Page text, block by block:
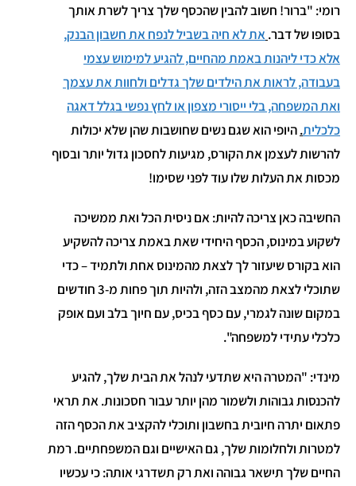
רומי: "ברור! חשוב להבין שהכסף שלך צריך לשרת אותך
בסופו של דבר.את לא חיה בשביל לנפח את חשבון הבנק,
אלא כדי ליהנות באמת מהחיים, להגיע למימוש עצמי
בעבודה, לראות את הילדים שלך גדלים ולחוות את עצמך
ואת המשפחה, בלי ייסורי מצפון או לחץ נפשי בגלל דאגה
כלכלית.היופי הוא שגם נשים שחושבות שהן שלא יכולות
להרשות לעצמן את הקורס, מגיעות לחסכון גדול יותר ובסוף
מכסות את העלות שלו עוד לפני שסימו!
החשיבה כאן צריכה להיות: אם ניסית הכל ואת ממשיכה
לשקוע במינוס, הכסף היחידי שאת באמת צריכה להשקיע
הוא בקורס שיעזור לך לצאת מהמינוס אחת ולתמיד – כדי
שתוכלי לצאת מהמצב הזה, ולהיות תוך פחות מ-3 חודשים
במקום שונה לגמרי, עם כסף בכיס, עם חיוך בלב ועם אופק
כלכלי עתידי למשפחה".
מינדי: "המטרה היא שתדעי לנהל את הבית שלך, להגיע
להכנסות גבוהות ולשמור מהן יותר עבור חסכונות. את תראי
פתאום יתרה חיובית בחשבון ותוכלי להקציב את הכסף הזה
למטרות ולחלומות שלך, גם האישיים וגם המשפחתיים. רמת
החיים שלך תישאר גבוהה ואת רק תשדרגי אותה: כי עכשיו